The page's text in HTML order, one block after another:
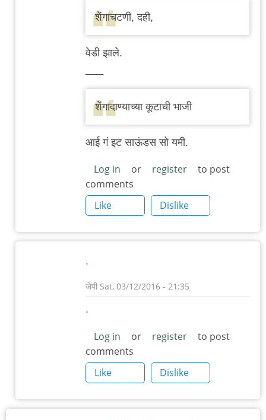
reply
to
आज
गावातल्याच
अन्नपूर्णा
अभ्या..
शेंगाचटणी, दही,
वेडी झाले.
शेंगादाण्याच्या कूटाची भाजी
आई गं इट साऊंडस सो यमी.
Log in or register
to post
comments
Like
Dislike
.
जेपी Sat, 03/12/2016 - 21:35
आज
गावातल्याच
अन्नपूर्णा
by
.
Log in or register
to post
comments
Like
Dislike